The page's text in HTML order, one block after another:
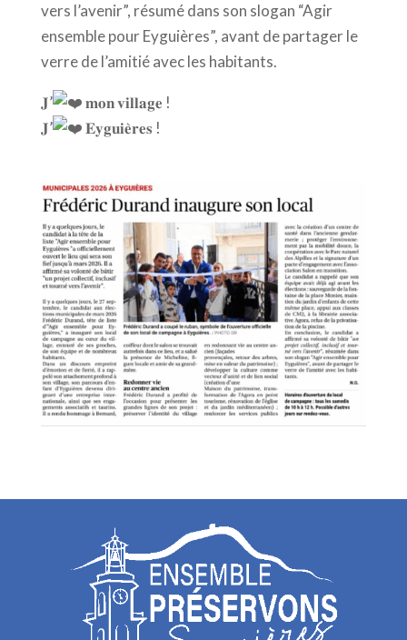
vers l’avenir”, résumé dans son slogan “Agir
ensemble pour Eyguières”, avant de partager le
verre de l’amitié avec les habitants.
𝐉’
𝐦𝐨𝐧 𝐯𝐢𝐥𝐥𝐚𝐠𝐞 !
𝐉’
𝐄𝐲𝐠𝐮𝐢𝐞̀𝐫𝐞𝐬 !